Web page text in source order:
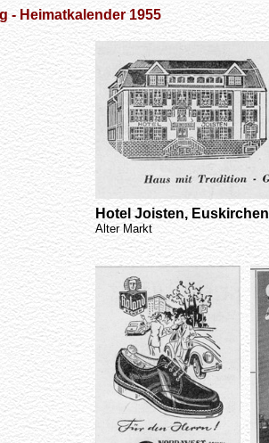
- Heimatkalender 1955
Hotel Joisten, Euskirchen
Alter Markt